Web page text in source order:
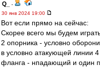
Q_
-
30 янв 2024 19:00
Вот если прямо на сейчас:
Скорее всего мы будем
2 опорника - условно
в условно атакующей линии 4
фланга - нпадающий и один